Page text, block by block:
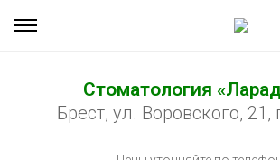
Стоматология
Брест, ул. Воровского,